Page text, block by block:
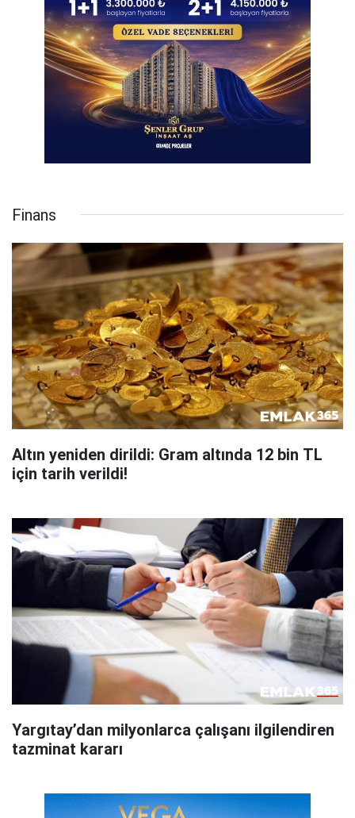
Finans
Altın yeniden dirildi: Gram altında 12 bin TL
için tarih verildi!
Yargıtay’dan milyonlarca çalışanı ilgilendiren
tazminat kararı